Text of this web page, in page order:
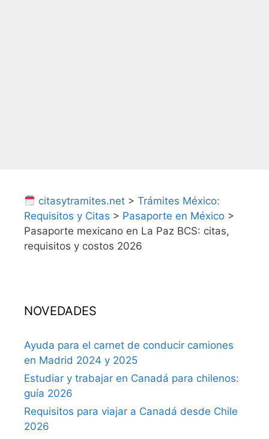
citasytramites.net >Trámites México:
Requisitos y Citas > Pasaporte en México >
Pasaporte mexicano en La Paz BCS: citas,
requisitos y costos 2026
NOVEDADES
Ayuda para el carnet de conducir camiones
en Madrid 2024 y 2025
Estudiar y trabajar en Canadá para chilenos:
guía 2026
Requisitos para viajar a Canadá desde Chile
2026